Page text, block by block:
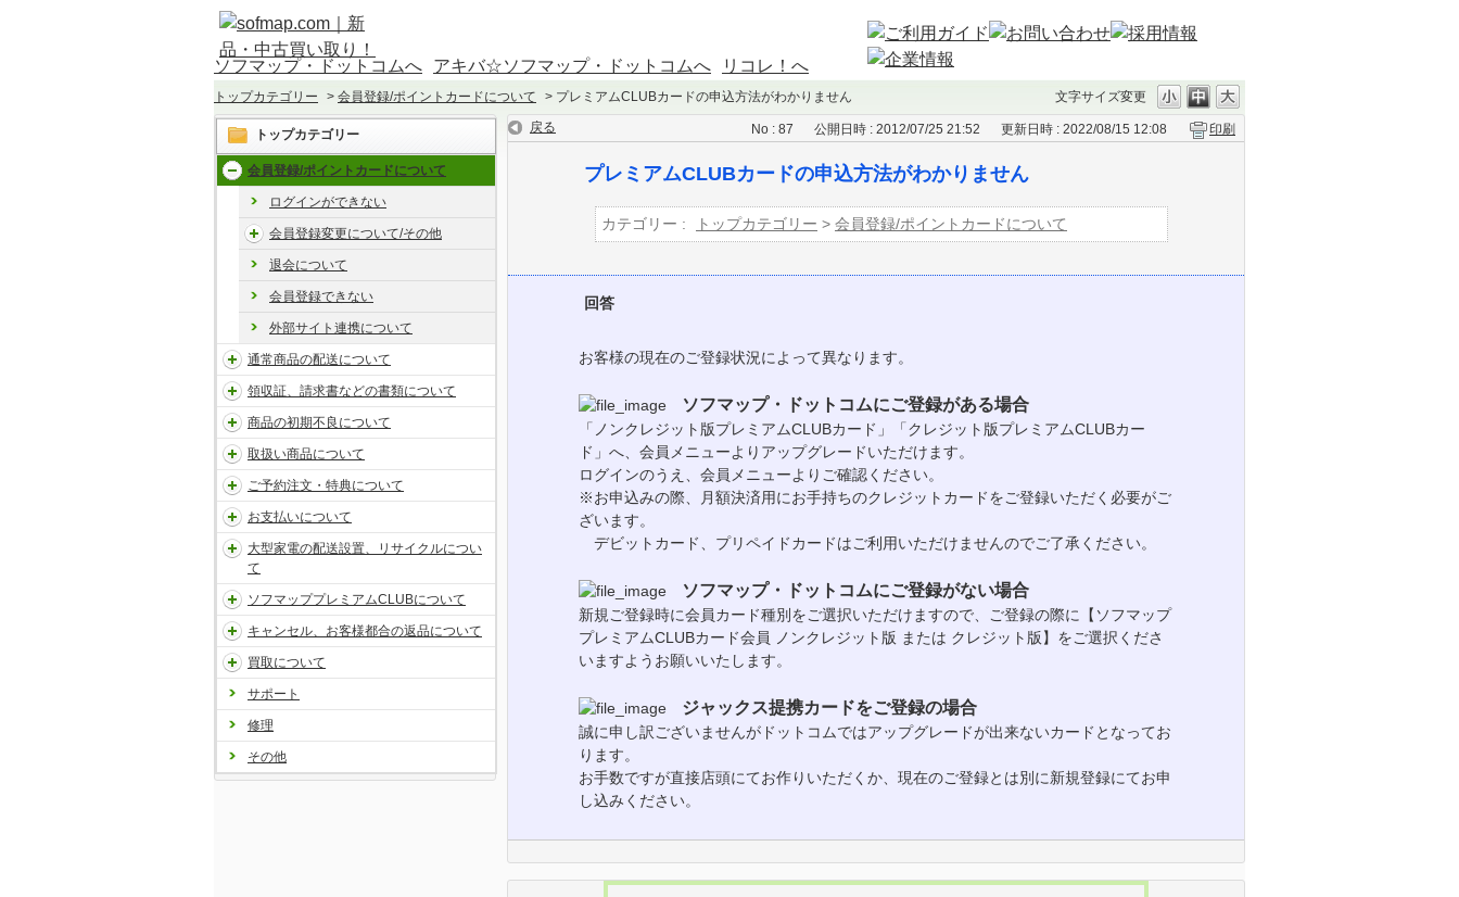
ソフマップ・ドットコムへ アキバ☆ソフマップ・ドットコムへ リコレ！へ
文字サイズ変更
トップカテゴリー > 会員登録/ポイントカードについて > プレミアムCLUBカードの申込方法がわかりません
トップカテゴリー
会員登録/ポイントカードについて
ログインができない
会員登録変更について/その他
退会について
会員登録できない
外部サイト連携について
通常商品の配送について
領収証、請求書などの書類について
商品の初期不良について
取扱い商品について
ご予約注文・特典について
お支払いについて
大型家電の配送設置、リサイクルについ
て
ソフマッププレミアムCLUBについて
キャンセル、お客様都合の返品について
買取について
サポート
修理
その他
戻る No : 87 公開日時 : 2012/07/25 21:52 更新日時 : 2022/08/15 12:08 印刷
プレミアムCLUBカードの申込方法がわかりません
カテゴリー : トップカテゴリー > 会員登録/ポイントカードについて
回答
お客様の現在のご登録状況によって異なります。
ソフマップ・ドットコムにご登録がある場合
「ノンクレジット版プレミアムCLUBカード」「クレジット版プレミアムCLUBカー
ド」へ、会員メニューよりアップグレードいただけます。
ログインのうえ、会員メニューよりご確認ください。
※お申込みの際、月額決済用にお手持ちのクレジットカードをご登録いただく必要がご
ざいます。
デビットカード、プリペイドカードはご利用いただけませんのでご了承ください。
ソフマップ・ドットコムにご登録がない場合
新規ご登録時に会員カード種別をご選択いただけますので、ご登録の際に【ソフマップ
プレミアムCLUBカード会員 ノンクレジット版 または クレジット版】をご選択くださ
いますようお願いいたします。
ジャックス提携カードをご登録の場合
誠に申し訳ございませんがドットコムではアップグレードが出来ないカードとなってお
ります。
お手数ですが直接店頭にてお作りいただくか、現在のご登録とは別に新規登録にてお申
し込みください。